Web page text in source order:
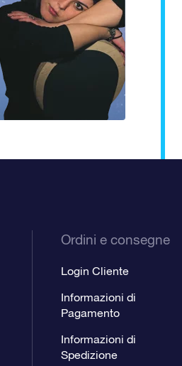
Ordini e consegne
Login Cliente
Informazioni di
Pagamento
Informazioni di
Spedizione